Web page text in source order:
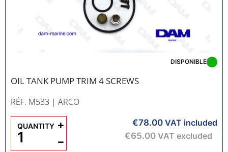
OIL TANK PUMP TRIM 4 SCREWS
RÉF. M533 | ARCO
DISPONIBLE
€78.00 VAT included
€65.00 VAT excluded
QUANTITY
−
+